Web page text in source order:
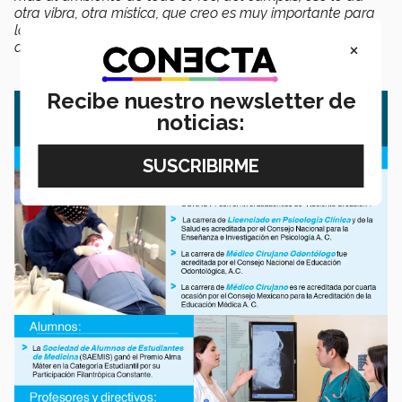
otra vibra, otra mística, que creo es muy importante para
la gente que vean que hay muchos graduados del área
de salud
”, señaló. ×
Recibe nuestro newsletter de
noticias: